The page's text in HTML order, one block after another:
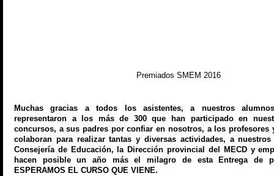
Premiados SMEM 2016
Muchas gracias a todos los asistentes, a nuestros
representaron a los más de 300 que han participado en
concursos, a sus padres por confiar en nosotros, a los profesores
colaboran para realizar tantas y diversas actividades, a
Consejería de Educación, la Dirección provincial del MECD y
hacen posible un año más el milagro de esta Entrega de
ESPERAMOS EL CURSO QUE VIENE.